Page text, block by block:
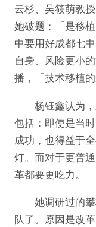
云杉、吴筱萌教
她破题：「是移
中要用好成都七
自身、风险更小
播，「技术移植
杨钰鑫认为，
包括：即使是当
成功，也得益于
灯。而对于更普
革都要更吃力。
她调研过的攀
队了。原因是改